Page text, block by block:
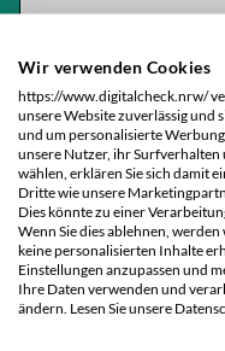
§ 10 AWbG NRW.
Anforderungen
anerkannte
Multimedia-
Umgang mit
Community-
Risiken und
Desinformation
Der Workshop
Interessierte,
Creator*innen und
Social-Media-
Zur Angebotsseite
Wir verwenden Cookies
https://www.digitalcheck.nrw/
unsere Website zuverlässig und
und um personalisierte
unsere Nutzer, ihr Surfverhalten
wählen, erklären Sie sich damit
Dritte wie unsere
Dies könnte zu einer
Wenn Sie dies ablehnen,
keine personalisierten Inhalte
Einstellungen anzupassen und
Ihre Daten verwenden und
ändern. Lesen Sie unsere